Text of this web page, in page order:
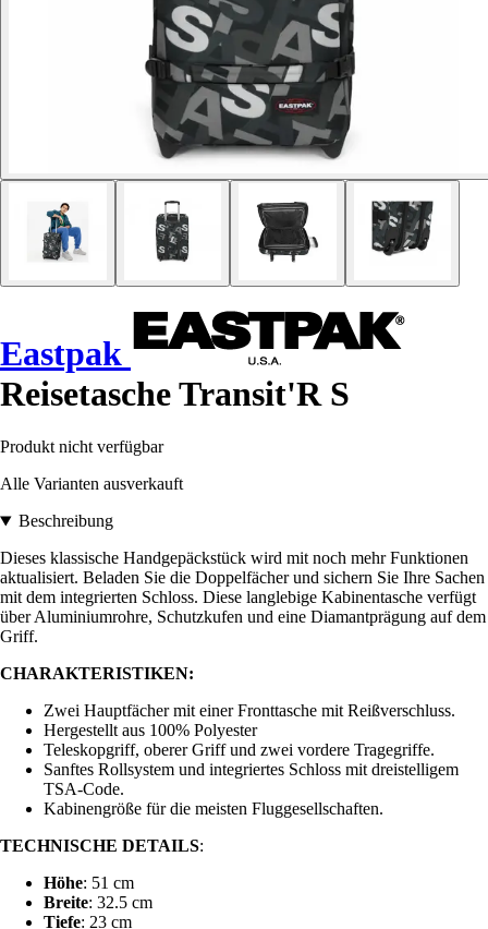
Eastpak
Reisetasche Transit'R S
Produkt nicht verfügbar
Alle Varianten ausverkauft
Beschreibung
Dieses klassische Handgepäckstück wird mit noch mehr Funktionen
aktualisiert. Beladen Sie die Doppelfächer und sichern Sie Ihre Sachen
mit dem integrierten Schloss. Diese langlebige Kabinentasche verfügt
über Aluminiumrohre, Schutzkufen und eine Diamantprägung auf dem
Griff.
CHARAKTERISTIKEN:
Zwei Hauptfächer mit einer Fronttasche mit Reißverschluss.
Hergestellt aus 100% Polyester
Teleskopgriff, oberer Griff und zwei vordere Tragegriffe.
Sanftes Rollsystem und integriertes Schloss mit dreistelligem
TSA-Code.
Kabinengröße für die meisten Fluggesellschaften.
TECHNISCHE DETAILS:
Höhe: 51 cm
Breite: 32.5 cm
Tiefe: 23 cm